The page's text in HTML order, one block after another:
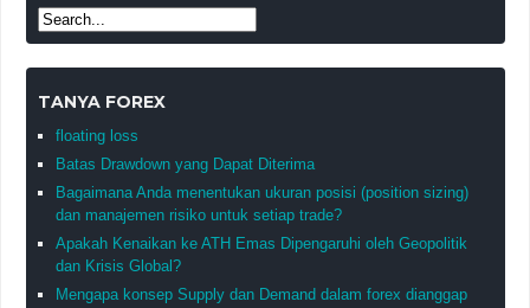
TANYA FOREX
floating loss
Batas Drawdown yang Dapat Diterima
Bagaimana Anda menentukan ukuran posisi (position sizing)
dan manajemen risiko untuk setiap trade?
Apakah Kenaikan ke ATH Emas Dipengaruhi oleh Geopolitik
dan Krisis Global?
Mengapa konsep Supply dan Demand dalam forex dianggap